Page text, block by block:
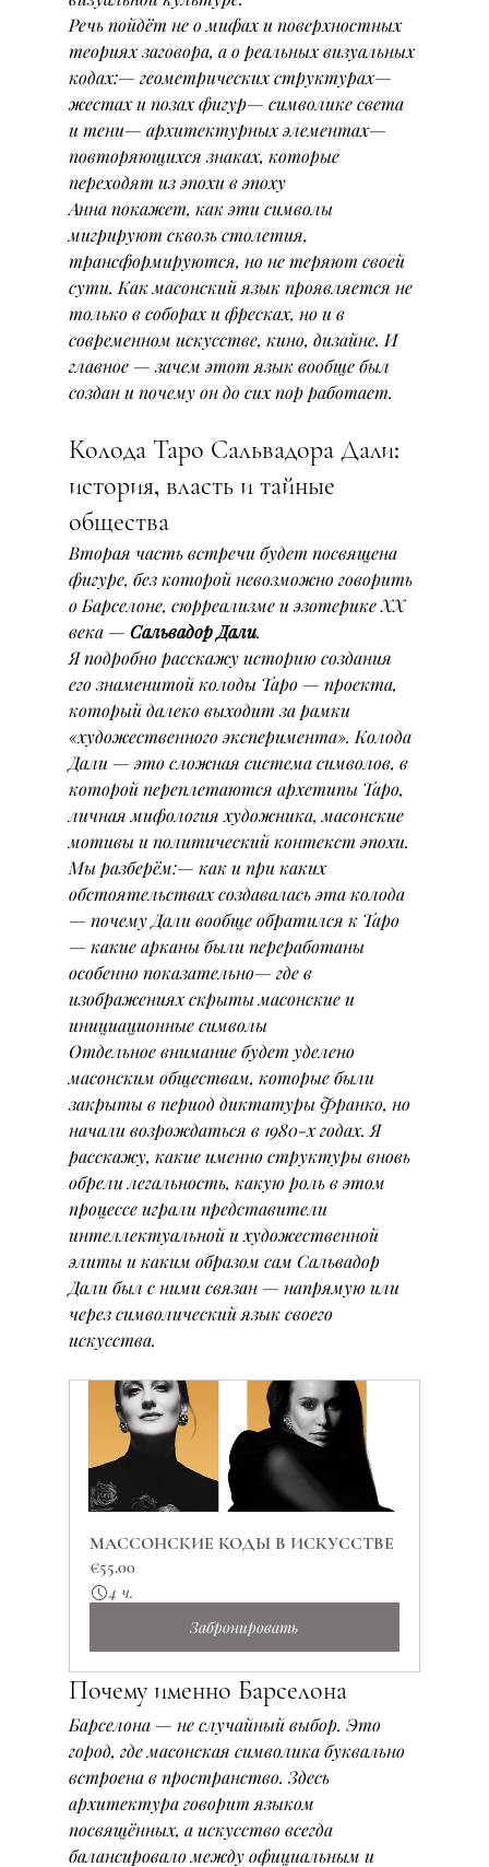
Речь пойдёт не о мифах и поверхностных
теориях заговора, а о реальных визуальных
кодах:— геометрических структурах—
жестах и позах фигур— символике света
и тени— архитектурных элементах—
повторяющихся знаках, которые
переходят из эпохи в эпоху
Анна покажет, как эти символы
мигрируют сквозь столетия,
трансформируются, но не теряют своей
сути. Как масонский язык проявляется не
только в соборах и фресках, но и в
современном искусстве, кино, дизайне. И
главное — зачем этот язык вообще был
создан и почему он до сих пор работает.
Колода Таро Сальвадора Дали:
история, власть и тайные
общества
Вторая часть встречи будет посвящена
фигуре, без которой невозможно говорить
о Барселоне, сюрреализме и эзотерике XX
века — Сальвадор Дали.
Я подробно расскажу историю создания
его знаменитой колоды Таро — проекта,
который далеко выходит за рамки
«художественного эксперимента». Колода
Дали — это сложная система символов, в
которой переплетаются архетипы Таро,
личная мифология художника, масонские
мотивы и политический контекст эпохи.
Мы разберём:— как и при каких
обстоятельствах создавалась эта колода
— почему Дали вообще обратился к Таро
— какие арканы были переработаны
особенно показательно— где в
изображениях скрыты масонские и
инициационные символы
Отдельное внимание будет уделено
масонским обществам, которые были
закрыты в период диктатуры Франко, но
начали возрождаться в 1980-х годах. Я
расскажу, какие именно структуры вновь
обрели легальность, какую роль в этом
процессе играли представители
интеллектуальной и художественной
элиты и каким образом сам Сальвадор
Дали был с ними связан — напрямую или
через символический язык своего
искусства.
МАССОНСКИЕ КОДЫ В ИСКУССТВЕ
€55.00
4 ч.
Забронировать
Почему именно Барселона
Барселона — не случайный выбор. Это
город, где масонская символика буквально
встроена в пространство. Здесь
архитектура говорит языком
посвящённых, а искусство всегда
балансировало между официальным и